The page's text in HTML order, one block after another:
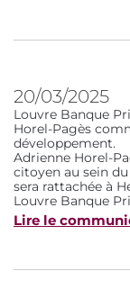
20/03/2025
Louvre Banque
Horel-Pagès
développement.
Adrienne Horel-
citoyen au sein
sera rattachée à
Louvre Banque
Lire le